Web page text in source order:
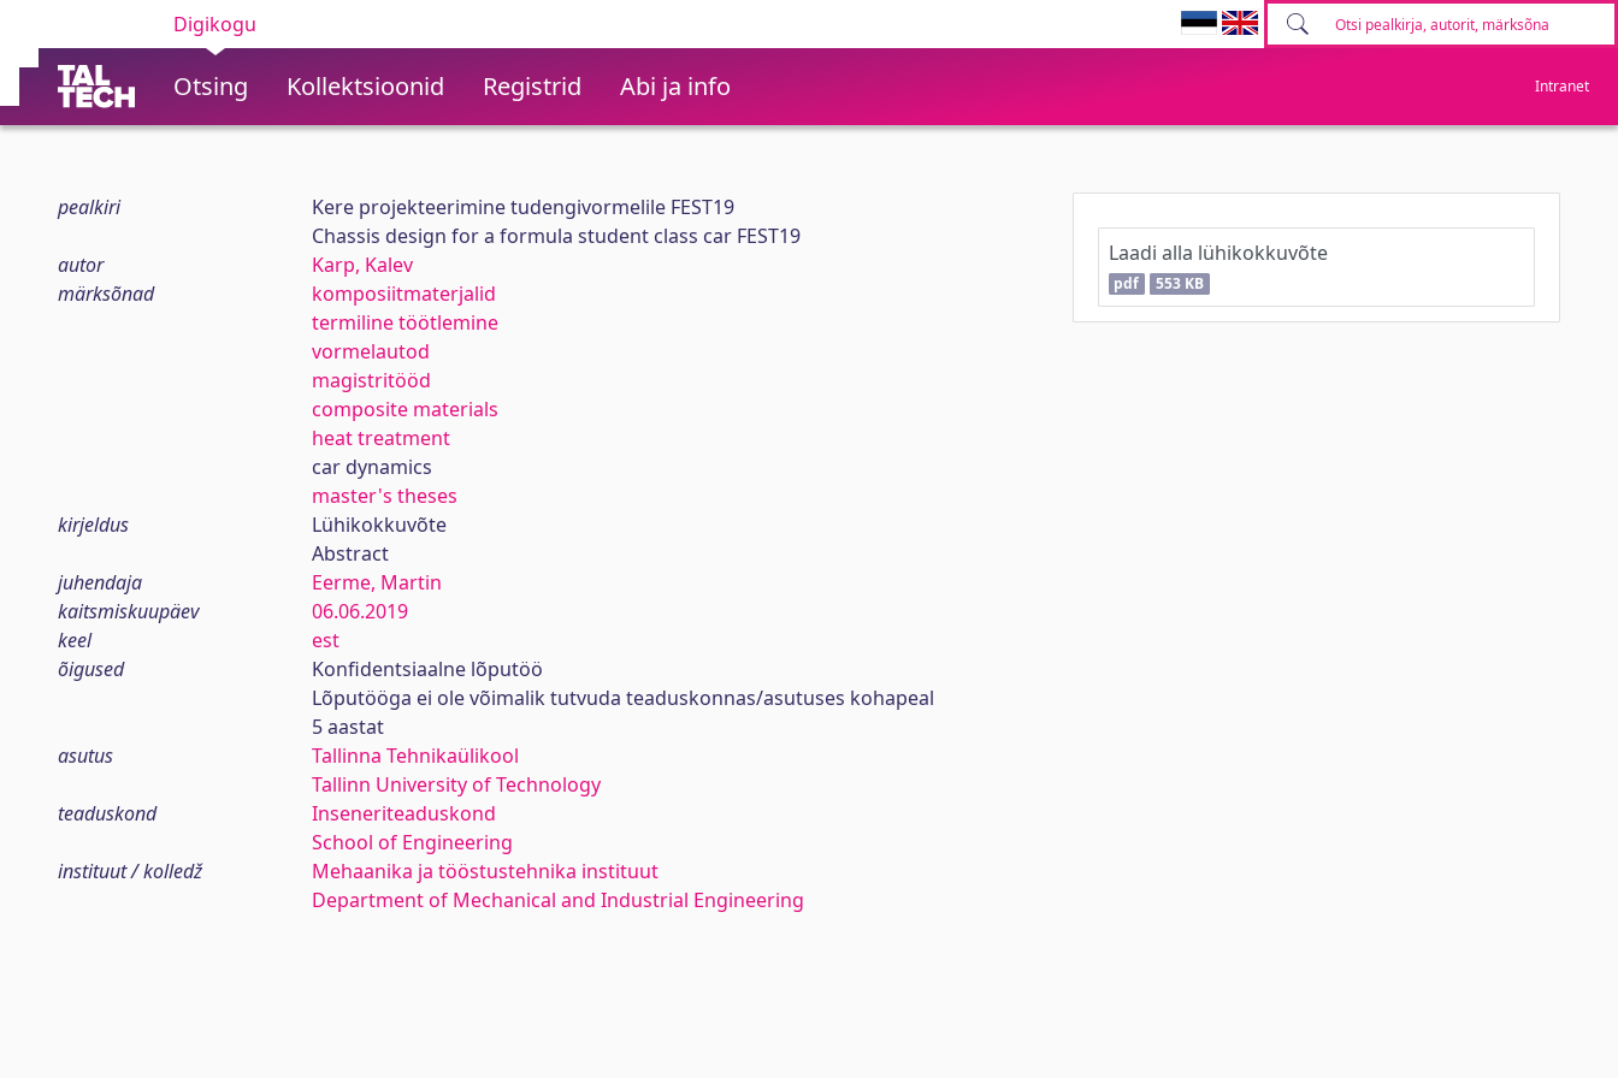
Digikogu
Otsing Kollektsioonid Registrid Abi ja info Intranet
pealkiri
Kere projekteerimine tudengivormelile FEST19
Chassis design for a formula student class car FEST19
autor
Karp, Kalev
märksõnad
komposiitmaterjalid
termiline töötlemine
vormelautod
magistritööd
composite materials
heat treatment
car dynamics
master's theses
kirjeldus
Lühikokkuvõte
Abstract
juhendaja
Eerme, Martin
kaitsmiskuupäev
06.06.2019
keel
est
õigused
Konfidentsiaalne lõputöö
Lõputööga ei ole võimalik tutvuda teaduskonnas/asutuses kohapeal
5 aastat
asutus
Tallinna Tehnikaülikool
Tallinn University of Technology
teaduskond
Inseneriteaduskond
School of Engineering
instituut / kolledž
Mehaanika ja tööstustehnika instituut
Department of Mechanical and Industrial Engineering
Laadi alla lühikokkuvõte
pdf 553 KB